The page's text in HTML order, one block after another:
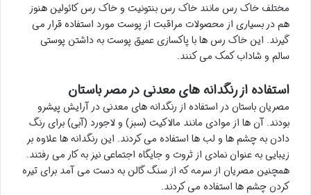
مختلف خاک رس مانند خاک رس بنتونیت و خاک رس کائولین هنوز
هم در بسیاری از محصولات مراقبت از پوست مورد استفاده قرار می
گیرند. این خاک رس ها با پاکسازی عمیق پوست به داشتن پوستی
سالم و شاداب کمک می کنند.
استفاده از رنگدانه های معدنی در مصر باستان
مصریان باستان در استفاده از رنگدانه های معدنی در آرایش پیشرو
بودند. آن ها از موادی مانند مالاکیت (سبز) و لاجورد (آبی) برای رنگ
دادن به چشم ها و لب ها استفاده می کردند. این رنگدانه ها علاوه بر
زیبایی به عنوان نمادی از ثروت و جایگاه اجتماعی نیز به کار می رفتند.
همچنین مصریان از سرمه که از سنگ گالن به دست می آمد برای تیره
کردن چشم ها استفاده می کردند.